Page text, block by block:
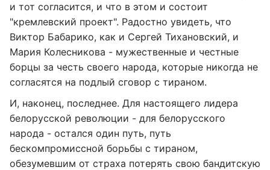
и тот согласится, и что в этом и состоит
"кремлевский проект". Радостно увидеть, что
Виктор Бабарико, как и Сергей Тихановский, и
Мария Колесникова - мужественные и честные
борцы за честь своего народа, которые никогда не
согласятся на подлый сговор с тираном.
И, наконец, последнее. Для настоящего лидера
белорусской революции - для белорусского
народа - остался один путь, путь
бескомпромиссной борьбы с тираном,
обезумевшим от страха потерять свою бандитскую